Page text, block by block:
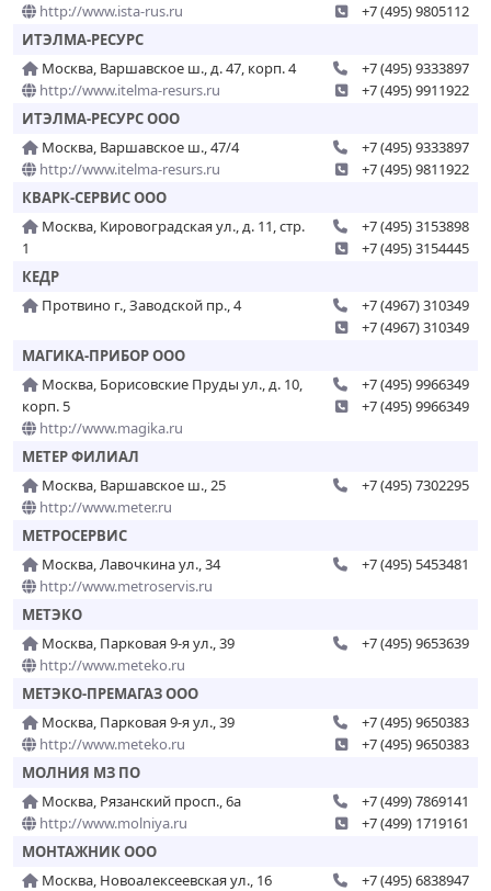
http://www.ista-rus.ru
+7 (495) 9805112
ИТЭЛМА-РЕСУРС
Москва, Варшавское ш., д. 47, корп. 4
http://www.itelma-resurs.ru
+7 (495) 9333897
+7 (495) 9911922
ИТЭЛМА-РЕСУРС ООО
Москва, Варшавское ш., 47/4
http://www.itelma-resurs.ru
+7 (495) 9333897
+7 (495) 9811922
КВАРК-СЕРВИС ООО
Москва, Кировоградская ул., д. 11, стр.
1
+7 (495) 3153898
+7 (495) 3154445
КЕДР
Протвино г., Заводской пр., 4
+7 (4967) 310349
+7 (4967) 310349
МАГИКА-ПРИБОР ООО
Москва, Борисовские Пруды ул., д. 10,
корп. 5
http://www.magika.ru
+7 (495) 9966349
+7 (495) 9966349
МЕТЕР ФИЛИАЛ
Москва, Варшавское ш., 25
http://www.meter.ru
+7 (495) 7302295
МЕТРОСЕРВИС
Москва, Лавочкина ул., 34
http://www.metroservis.ru
+7 (495) 5453481
МЕТЭКО
Москва, Парковая 9-я ул., 39
http://www.meteko.ru
+7 (495) 9653639
МЕТЭКО-ПРЕМАГАЗ ООО
Москва, Парковая 9-я ул., 39
http://www.meteko.ru
+7 (495) 9650383
+7 (495) 9650383
МОЛНИЯ МЗ ПО
Москва, Рязанский просп., 6а
http://www.molniya.ru
+7 (499) 7869141
+7 (499) 1719161
МОНТАЖНИК ООО
Москва, Новоалексеевская ул., 16
+7 (495) 6838947